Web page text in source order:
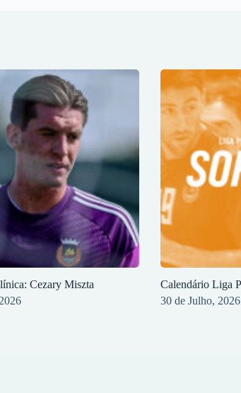
Cezary Miszta
Calendário Liga
30 de Julho, 2026